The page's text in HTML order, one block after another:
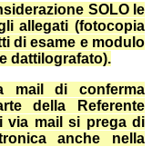
SOLO le
allegati (fotocopia
di esame e modulo
dattilografato).
mail di conferma
della Referente
via mail si prega di
anche nella